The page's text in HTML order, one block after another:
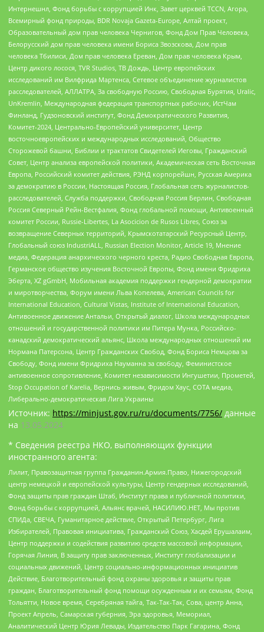
Интернешнл, Фонд борьбы с коррупцией Инк, Завет церквей TCCN, Агора,
Всемирный фонд природы, BDR Novaja Gazeta-Europe, Алтай проект,
Образовательный дом прав человека Чернигов, Фонд Дом Прав Человека,
Белорусский дом прав человека имени Бориса Звозскова, Дом прав
человека Тбилиси, Дом прав человека Ереван, Дом прав человека Крым,
Центр дикого лосося, TVR Studios, ТВ Дождь, Центр европейских
исследований им Вилфрида Мартенса, Сетевое объединение журналистов
расследователей, АЛЛАТРА, За свободную Россию, Свободная Бурятия, Uralic,
UnKremlin, Международная федерация транспортных рабочих, ИстЧам
Финланд, Гудзоновский институт, Фонд Демократического Развития,
Комитет-2024, Центрально-Европейский университет, Центр
восточноевропейских и международных исследований, Общество
Сторожевой башни, Библии и трактатов Свидетелей Иеговы, Гражданский
Совет, Центр анализа европейской политики, Академическая сеть Восточная
Европа, Российский комитет действия, РЭНД корпорейшн, Русская Америка
за демократию в России, Настоящая Россия, Глобальная сеть журналистов-
расследователей, Служба поддержки, Свободная Россия Берлин, Свободная
Россия Северный Рейн-Вестфалия, Фонд глобальной помощи, Антивоенный
комитет России, Russie-Libertes, La Asocicion de Rusos Libres, Союз за
возвращение Северных территорий, Крымскотатарский Ресурсный Центр,
Глобальный союз IndustriALL, Russian Election Monitor, Article 19, Мнение
медиа, Федерация анархического черного креста, Радио Свободная Европа,
Германское общество изучения Восточной Европы, Фонд имени Фридриха
Эберта, XZ gGmbH, Мобильная академия поддержки гендерной демократии
и миротворчества, Форум имени Льва Копелева, American Councils for
International Education, Cultural Vistas, Institute of International Education,
Антивоенное движение Антальи, Открытый диалог, Школа международных
отношений и государственной политики им Питера Мунка, Российско-
канадский демократический альянс, Школа международных отношений им
Нормана Патерсона, Центр Гражданских Свобод, Фонд Бориса Немцова за
Свободу, Фонд имени Фридриха Науманна за свободу, Феминистское
антивоенное сопротивление, Комитет независимости Ингушетии, Прометей,
Stop Occupation of Karelia, Вернись живым, Фридом Хаус, СОТА медиа,
Либерально-демократическая Лига Украины
Источник: https://minjust.gov.ru/ru/documents/7756/ данные
на 13.05.2024
* Сведения реестра НКО, выполняющих функции
иностранного агента:
Лилит, Правозащитная группа Гражданин.Армия.Право, Нижегородский
центр немецкой и европейской культуры, Центр гендерных исследований,
Фонд защиты прав граждан Штаб, Институт права и публичной политики,
Фонд борьбы с коррупцией, Альянс врачей, НАСИЛИЮ.НЕТ, Мы против
СПИДа, СВЕЧА, Гуманитарное действие, Открытый Петербург, Лига
Избирателей, Правовая инициатива, Гражданский Союз, Хасдей Ерушалаим,
Центр поддержки и содействия развитию средств массовой информации,
Горячая Линия, В защиту прав заключенных, Институт глобализации и
социальных движений, Центр социально-информационных инициатив
Действие, Благотворительный фонд охраны здоровья и защиты прав
граждан, Благотворительный фонд помощи осужденным и их семьям, Фонд
Тольятти, Новое время, Серебряная тайга, Так-Так-Так, Сова, центр Анна,
Проект Апрель, Самарская губерния, Эра здоровья, Мемориал,
Аналитический Центр Юрия Левады, Издательство Парк Гагарина, Фонд